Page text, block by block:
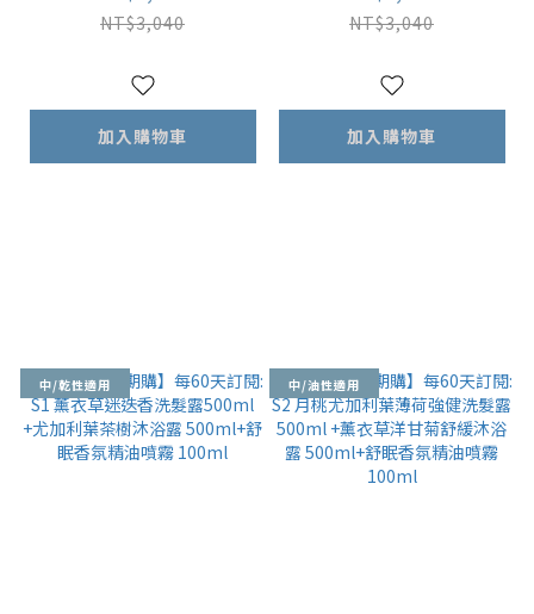
00ml +尤加利葉茶樹
氛精油噴霧 100ml
NT$3,040
加入購物車
衣草洋甘菊舒緩沐浴露
噴霧 100ml
NT$3,040
加入購物車
中/乾性適用 中/油性適用